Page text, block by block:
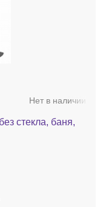
Нет в наличии
стекла, баня,